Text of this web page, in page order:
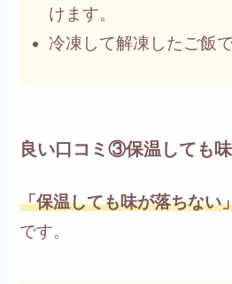
けます。
冷凍して解凍したご飯
良い口コミ③保温しても
「保温しても味が落ちない
です。